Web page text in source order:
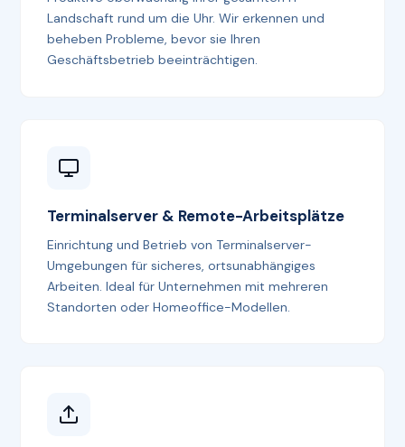
Landschaft rund um die Uhr. Wir erkennen und
beheben Probleme, bevor sie Ihren
Geschäftsbetrieb beeinträchtigen.
Terminalserver & Remote-Arbeitsplätze
Einrichtung und Betrieb von Terminalserver-
Umgebungen für sicheres, ortsunabhängiges
Arbeiten. Ideal für Unternehmen mit mehreren
Standorten oder Homeoffice-Modellen.